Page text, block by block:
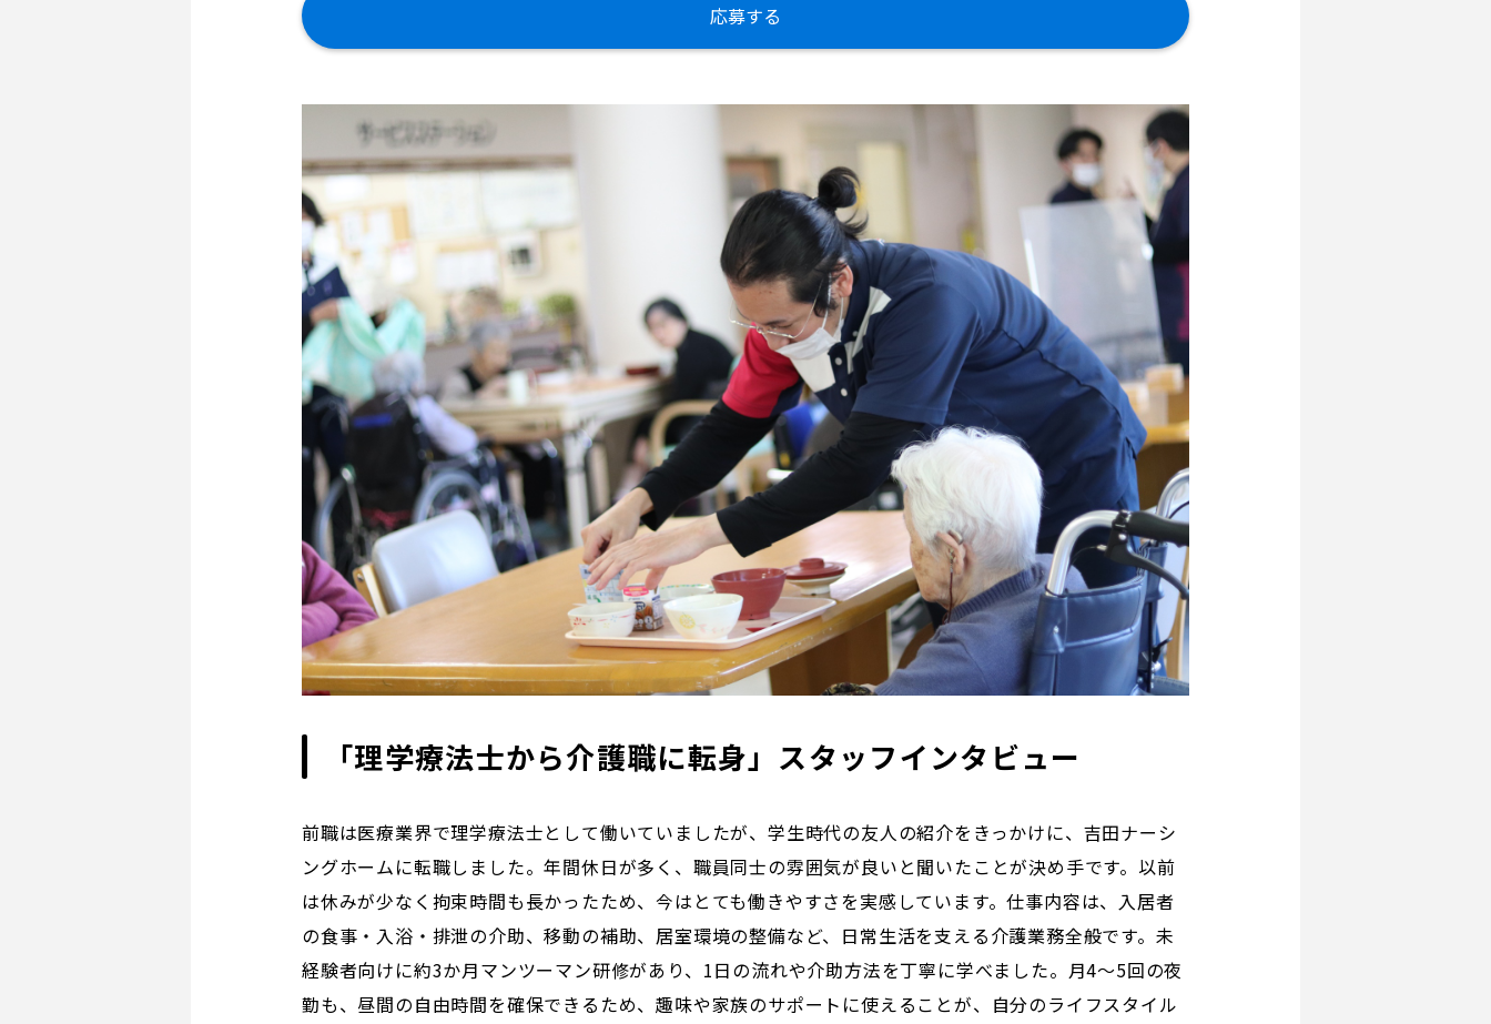
応募する
「理学療法士から介護職に転身」スタッフインタビュー
前職は医療業界で理学療法士として働いていましたが、学生時代の友人の紹介をきっかけに、吉田ナーシ
ングホームに転職しました。年間休日が多く、職員同士の雰囲気が良いと聞いたことが決め手です。以前
は休みが少なく拘束時間も長かったため、今はとても働きやすさを実感しています。仕事内容は、入居者
の食事・入浴・排泄の介助、移動の補助、居室環境の整備など、日常生活を支える介護業務全般です。未
経験者向けに約3か月マンツーマン研修があり、1日の流れや介助方法を丁寧に学べました。月4～5回の夜
勤も、昼間の自由時間を確保できるため、趣味や家族のサポートに使えることが、自分のライフスタイル